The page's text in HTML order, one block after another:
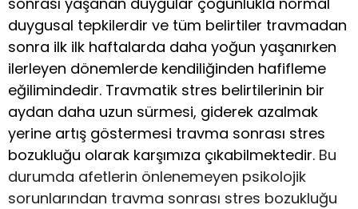
duygusal tepkilerdir ve tüm belirtiler travmadan
sonra ilk ilk haftalarda daha yoğun yaşanırken
ilerleyen dönemlerde kendiliğinden hafifleme
eğilimindedir. Travmatik stres belirtilerinin bir
aydan daha uzun sürmesi, giderek azalmak
yerine artış göstermesi travma sonrası stres
bozukluğu olarak karşımıza çıkabilmektedir. Bu
durumda afetlerin önlenemeyen psikolojik
sorunlarından travma sonrası stres bozukluğu